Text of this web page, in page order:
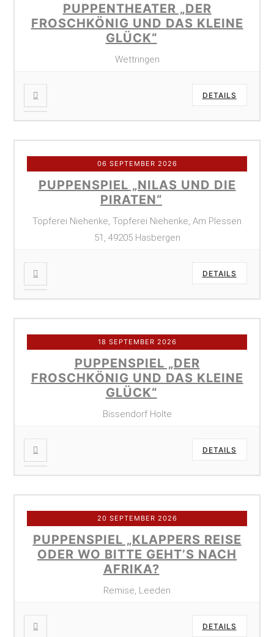
PUPPENTHEATER „DER
FROSCHKÖNIG UND DAS KLEINE
GLÜCK“
Wettringen
DETAILS
06 SEPTEMBER 2026
PUPPENSPIEL „NILAS UND DIE
PIRATEN“
Töpferei Niehenke, Töpferei Niehenke, Am Plessen
51, 49205 Hasbergen
DETAILS
18 SEPTEMBER 2026
PUPPENSPIEL „DER
FROSCHKÖNIG UND DAS KLEINE
GLÜCK“
Bissendorf Holte
DETAILS
20 SEPTEMBER 2026
PUPPENSPIEL „KLAPPERS REISE
ODER WO BITTE GEHT’S NACH
AFRIKA?
Remise, Leeden
DETAILS